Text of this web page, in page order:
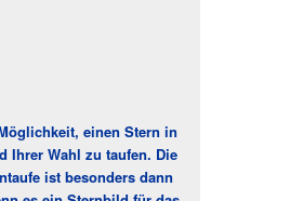
einen Stern in
Ihrer Wahl zu taufen. Die
ist besonders dann